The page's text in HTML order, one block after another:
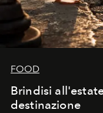
FOOD
Brindisi
destinazione